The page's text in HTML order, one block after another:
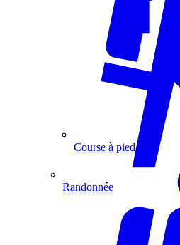
Course à pied
Randonnée